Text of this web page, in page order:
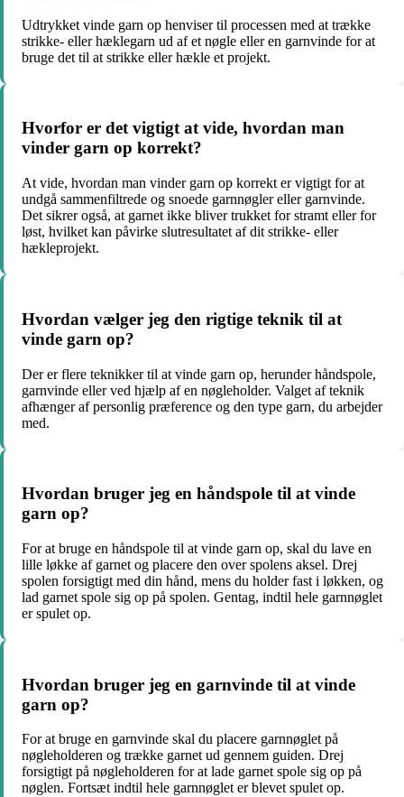
Udtrykket vinde garn op henviser til processen med at trække
strikke- eller hæklegarn ud af et nøgle eller en garnvinde for at
bruge det til at strikke eller hækle et projekt.
Hvorfor er det vigtigt at vide, hvordan man
vinder garn op korrekt?
At vide, hvordan man vinder garn op korrekt er vigtigt for at
undgå sammenfiltrede og snoede garnnøgler eller garnvinde.
Det sikrer også, at garnet ikke bliver trukket for stramt eller for
løst, hvilket kan påvirke slutresultatet af dit strikke- eller
hækleprojekt.
Hvordan vælger jeg den rigtige teknik til at
vinde garn op?
Der er flere teknikker til at vinde garn op, herunder håndspole,
garnvinde eller ved hjælp af en nøgleholder. Valget af teknik
afhænger af personlig præference og den type garn, du arbejder
med.
Hvordan bruger jeg en håndspole til at vinde
garn op?
For at bruge en håndspole til at vinde garn op, skal du lave en
lille løkke af garnet og placere den over spolens aksel. Drej
spolen forsigtigt med din hånd, mens du holder fast i løkken, og
lad garnet spole sig op på spolen. Gentag, indtil hele garnnøglet
er spulet op.
Hvordan bruger jeg en garnvinde til at vinde
garn op?
For at bruge en garnvinde skal du placere garnnøglet på
nøgleholderen og trække garnet ud gennem guiden. Drej
forsigtigt på nøgleholderen for at lade garnet spole sig op på
nøglen. Fortsæt indtil hele garnnøglet er blevet spulet op.